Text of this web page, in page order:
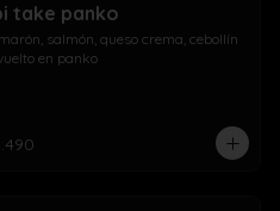
take panko
salmón, queso crema, cebollín
en panko